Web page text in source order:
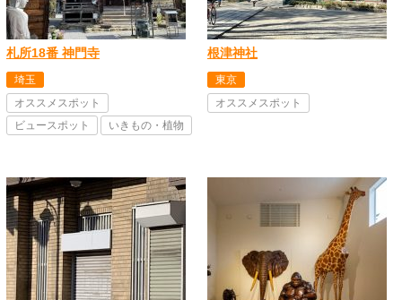
札所18番 神門寺
埼玉
オススメスポット
ビュースポット
いきもの・植物
根津神社
東京
オススメスポット